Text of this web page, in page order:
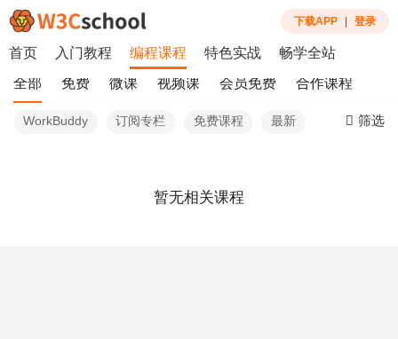
下载APP 登录
首页 入门教程 编程课程 特色实战 畅学全站
全部 免费 微课 视频课 会员免费 合作课程
WorkBuddy 订阅专栏 免费课程 最新 筛选
暂无相关课程